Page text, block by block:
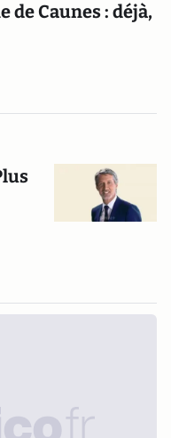
de Caunes : déjà,